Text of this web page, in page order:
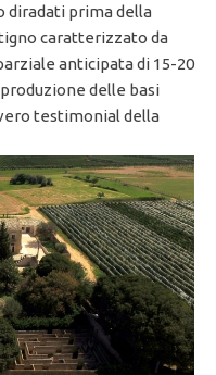
diradati prima della
caratterizzato da
anticipata di 15-20
delle basi
testimonial della